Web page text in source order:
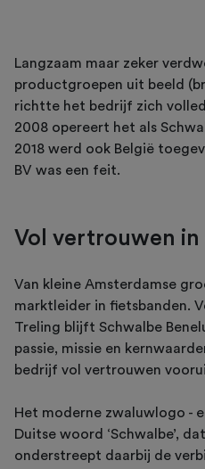
Langzaam maar zeker
productgroepen uit beeld
richtte het bedrijf zich
2008 opereert het als
2018 werd ook België
BV was een feit.
Vol vertrouwen
Van kleine Amsterdamse
marktleider in fietsbanden.
Treling blijft Schwalbe
passie, missie en
bedrijf vol vertrouwen
Het moderne zwaluwlogo -
Duitse woord ‘Schwalbe’,
onderstreept daarbij de